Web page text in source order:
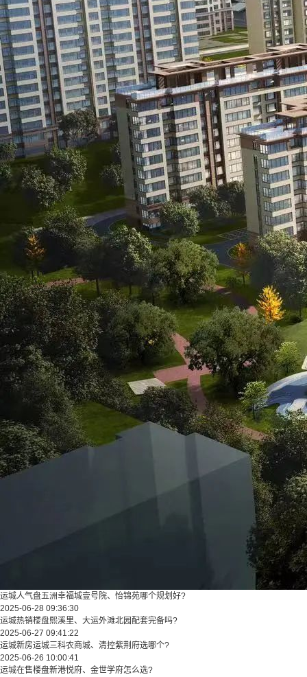
运城人气盘五洲幸福城壹号院、怡锦苑哪个规划好?
2025-06-28 09:36:30
运城热销楼盘熙溪里、大运外滩北园配套完备吗?
2025-06-27 09:41:22
运城新房运城三科农商城、清控紫荆府选哪个?
2025-06-26 10:00:41
运城在售楼盘新港悦府、金世学府怎么选?